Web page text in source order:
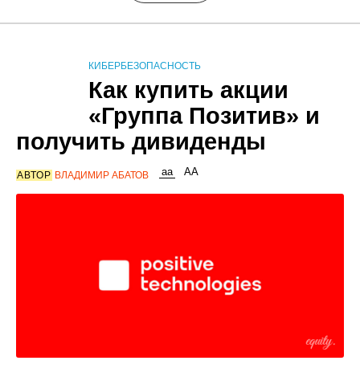
КИБЕРБЕЗОПАСНОСТЬ
Как купить акции
«Группа Позитив» и
получить дивиденды
АВТОР ВЛАДИМИР АБАТОВ